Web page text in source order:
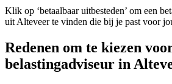
Klik op ‘betaalbaar uitbesteden’ om een
uit Alteveer te vinden die bij je past voor
Redenen om te kiezen
belastingadviseur in